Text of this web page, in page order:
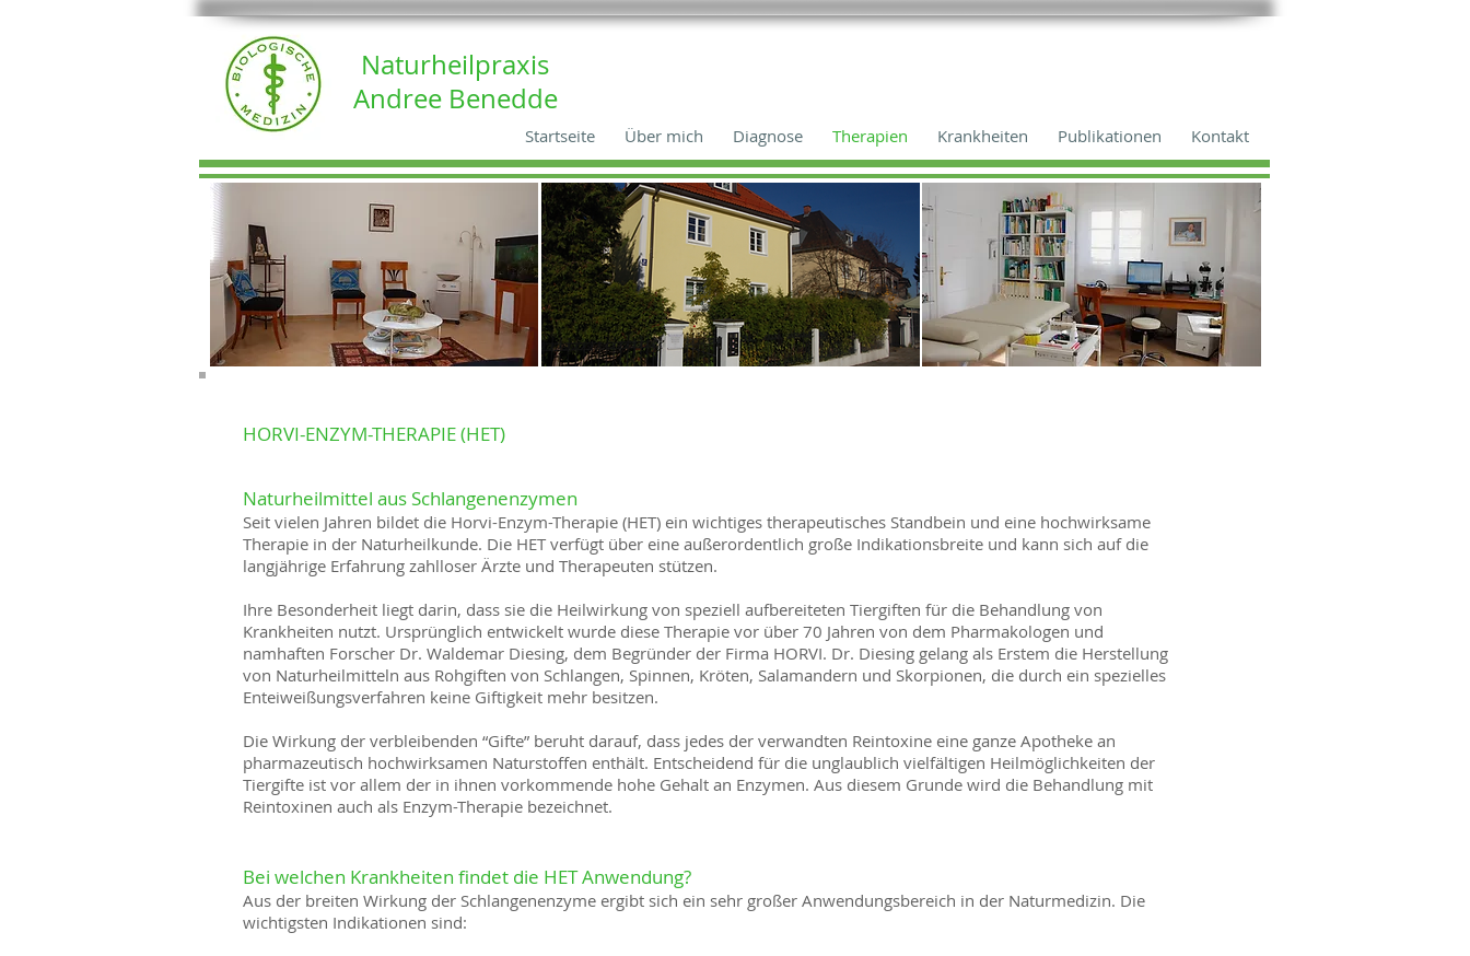
Startseite Über mich Diagnose Therapien Krankheiten Publikationen Kontakt
Naturheilpraxis
Andree Benedde
HORVI-ENZYM-THERAPIE (HET)
Naturheilmittel aus Schlangenenzymen
Seit vielen Jahren bildet die Horvi-Enzym-Therapie (HET) ein wichtiges therapeutisches Standbein und eine hochwirksame
Therapie in der Naturheilkunde. Die HET verfügt über eine außerordentlich große Indikationsbreite und kann sich auf die
langjährige Erfahrung zahlloser Ärzte und Therapeuten stützen.
Ihre Besonderheit liegt darin, dass sie die Heilwirkung von speziell aufbereiteten Tiergiften für die Behandlung von
Krankheiten nutzt. Ursprünglich entwickelt wurde diese Therapie vor über 70 Jahren von dem Pharmakologen und
namhaften Forscher Dr. Waldemar Diesing, dem Begründer der Firma HORVI. Dr. Diesing gelang als Erstem die Herstellung
von Naturheilmitteln aus Rohgiften von Schlangen, Spinnen, Kröten, Salamandern und Skorpionen, die durch ein spezielles
Enteiweißungsverfahren keine Giftigkeit mehr besitzen.
Die Wirkung der verbleibenden “Gifte” beruht darauf, dass jedes der verwandten Reintoxine eine ganze Apotheke an
pharmazeutisch hochwirksamen Naturstoffen enthält. Entscheidend für die unglaublich vielfältigen Heilmöglichkeiten der
Tiergifte ist vor allem der in ihnen vorkommende hohe Gehalt an Enzymen. Aus diesem Grunde wird die Behandlung mit
Reintoxinen auch als Enzym-Therapie bezeichnet.
Bei welchen Krankheiten findet die HET Anwendung?
Aus der breiten Wirkung der Schlangenenzyme ergibt sich ein sehr großer Anwendungsbereich in der Naturmedizin. Die
wichtigsten Indikationen sind: